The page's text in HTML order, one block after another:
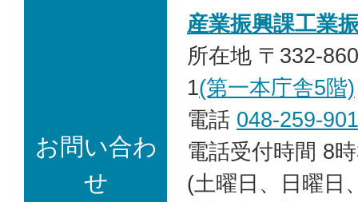
お問い合わ
せ
産業振興課工業
所在地 〒332-
1(第一本庁舎5階)
電話 048-259-
電話受付時間 8
(土曜日、日曜日